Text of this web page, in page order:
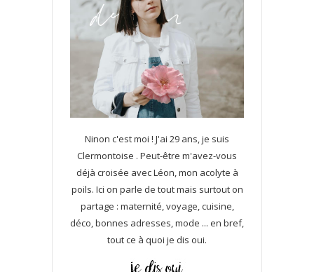
Ninon c'est moi ! J'ai 29 ans, je suis
Clermontoise . Peut-être m'avez-vous
déjà croisée avec Léon, mon acolyte à
poils. Ici on parle de tout mais surtout on
partage : maternité, voyage, cuisine,
déco, bonnes adresses, mode ... en bref,
tout ce à quoi je dis oui.